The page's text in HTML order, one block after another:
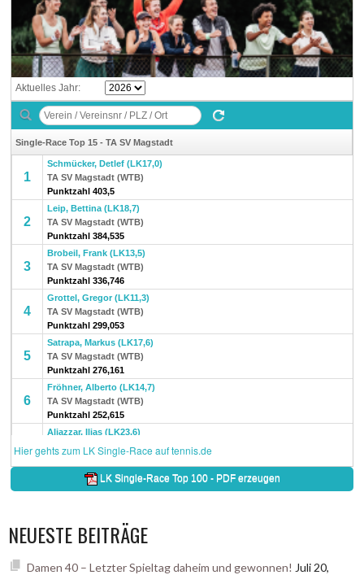
NEUESTE BEITRÄGE
Damen 40 – Letzter Spieltag daheim und gewonnen! Juli 20,